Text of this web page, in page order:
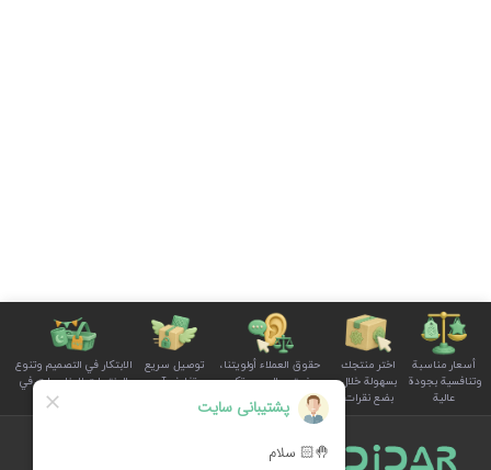
أسعار مناسبة
وتنافسية بجودة
عالية
اختر منتجك
بسهولة خلال
بضع نقرات
حقوق العملاء أولويتنا،
ونستمع إلى صوتكم
بوضوح واهتمام
توصيل سريع
وتغليف آمن
الابتكار في التصميم وتنوع
المنتجات للمناسبات في
سلة الأسرة